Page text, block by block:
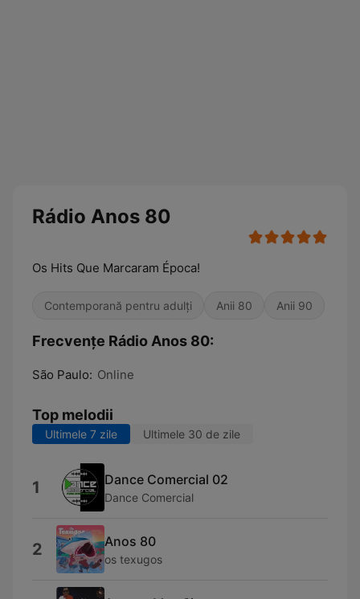
Rádio Anos 80
Os Hits Que Marcaram Época!
Contemporană pentru adulți Anii 80 Anii 90
Frecvențe Rádio Anos 80:
São Paulo: Online
Top melodii
Ultimele 7 zile Ultimele 30 de zile
1 Dance Comercial 02
Dance Comercial
2 Anos 80
os texugos